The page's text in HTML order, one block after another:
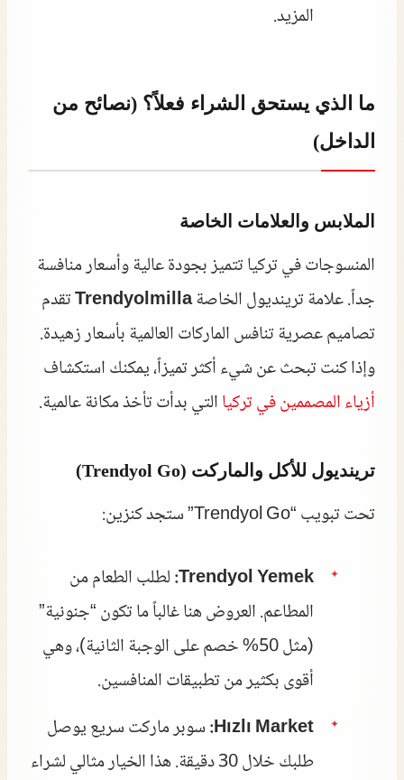
المزيد.
ما الذي يستحق الشراء فعلاً؟ (نصائح من
الداخل)
الملابس والعلامات الخاصة
المنسوجات في تركيا تتميز بجودة عالية وأسعار منافسة
جداً. علامة ترينديول الخاصةTrendyolmillaتقدم
تصاميم عصرية تنافس الماركات العالمية بأسعار زهيدة.
وإذا كنت تبحث عن شيء أكثر تميزاً، يمكنك استكشاف
أزياء المصممين في تركياالتي بدأت تأخذ مكانة عالمية.
ترينديول للأكل والماركت (Trendyol Go)
تحت تبويب “Trendyol Go” ستجد كنزين:
Trendyol Yemek: لطلب الطعام من
المطاعم. العروض هنا غالباً ما تكون “جنونية”
(مثل 50% خصم على الوجبة الثانية)، وهي
أقوى بكثير من تطبيقات المنافسين.
Hızlı Market: سوبر ماركت سريع يوصل
طلبك خلال 30 دقيقة. هذا الخيار مثالي لشراء